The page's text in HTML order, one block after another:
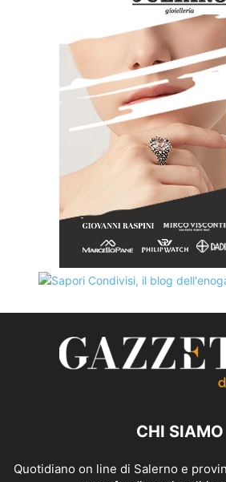
CHI SIAMO
Quotidiano on line di Salerno e